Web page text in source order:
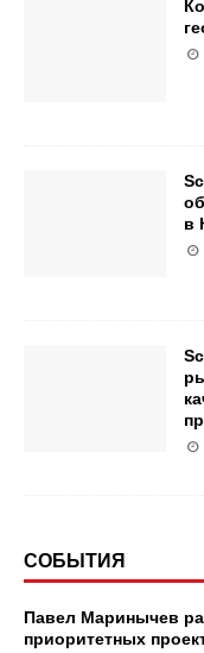
в
СОБЫТИЯ
Павел Маринычев
приоритетных